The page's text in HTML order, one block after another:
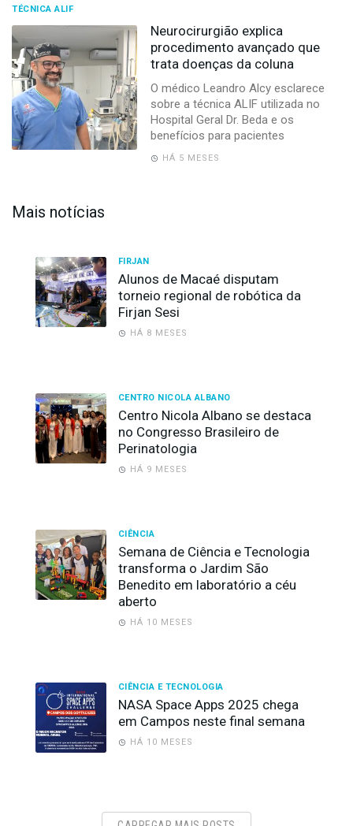
TÉCNICA ALIF
Neurocirurgião explica
procedimento avançado que
trata doenças da coluna
O médico Leandro Alcy esclarece
sobre a técnica ALIF utilizada no
Hospital Geral Dr. Beda e os
benefícios para pacientes
HÁ 5 MESES
Mais notícias
FIRJAN
Alunos de Macaé disputam
torneio regional de robótica da
Firjan Sesi
HÁ 8 MESES
CENTRO NICOLA ALBANO
Centro Nicola Albano se destaca
no Congresso Brasileiro de
Perinatologia
HÁ 9 MESES
CIÊNCIA
Semana de Ciência e Tecnologia
transforma o Jardim São
Benedito em laboratório a céu
aberto
HÁ 10 MESES
CIÊNCIA E TECNOLOGIA
NASA Space Apps 2025 chega
em Campos neste final semana
HÁ 10 MESES